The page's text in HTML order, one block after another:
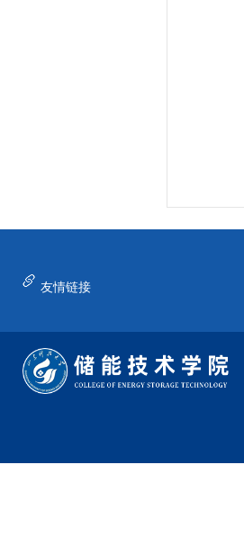
友情链接